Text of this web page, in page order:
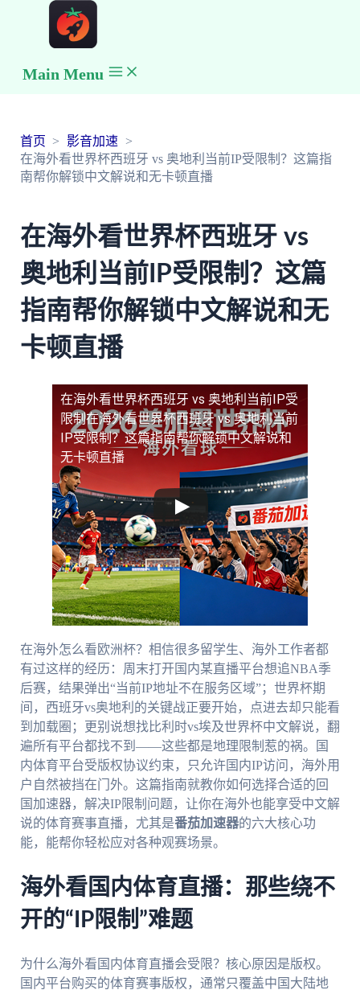
Main Menu
首页
影音加速
在海外看世界杯西班牙 vs 奥地利当前IP受限制？这篇指
南帮你解锁中文解说和无卡顿直播
在海外看世界杯西班牙 vs
奥地利当前IP受限制？这篇
指南帮你解锁中文解说和无
卡顿直播
在海外看世界杯西班牙 vs 奥地利当前IP受
限制在海外看世界杯西班牙 vs 奥地利当前
IP受限制？这篇指南帮你解锁中文解说和
无卡顿直播
在海外怎么看欧洲杯？相信很多留学生、海外工作者都
有过这样的经历：周末打开国内某直播平台想追NBA季
后赛，结果弹出“当前IP地址不在服务区域”；世界杯期
间，西班牙vs奥地利的关键战正要开始，点进去却只能看
到加载圈；更别说想找比利时vs埃及世界杯中文解说，翻
遍所有平台都找不到——这些都是地理限制惹的祸。国
内体育平台受版权协议约束，只允许国内IP访问，海外用
户自然被挡在门外。这篇指南就教你如何选择合适的回
国加速器，解决IP限制问题，让你在海外也能享受中文解
说的体育赛事直播，尤其是番茄加速器的六大核心功
能，能帮你轻松应对各种观赛场景。
海外看国内体育直播：那些绕不
开的“IP限制”难题
为什么海外看国内体育直播会受限？核心原因是版权。
国内平台购买的体育赛事版权，通常只覆盖中国大陆地